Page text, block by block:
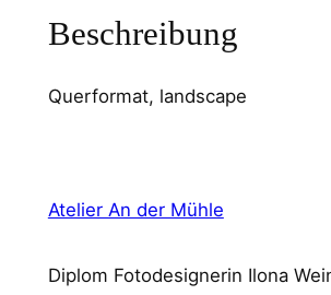
l
W
e
o
Beschreibung
Querformat, landscape
Atelier An der Mühle
Diplom Fotodesignerin Ilona